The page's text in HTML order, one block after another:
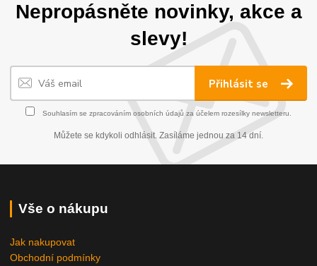
Nepropásněte novinky, akce a
slevy!
Přihlásit se
Souhlasím se zpracováním osobních údajů za účelem rozesílky newsletteru.
Můžete se kdykoli odhlásit. Zasíláme jednou za 14 dní.
Vše o nákupu
Jak nakupovat
Obchodní podmínky